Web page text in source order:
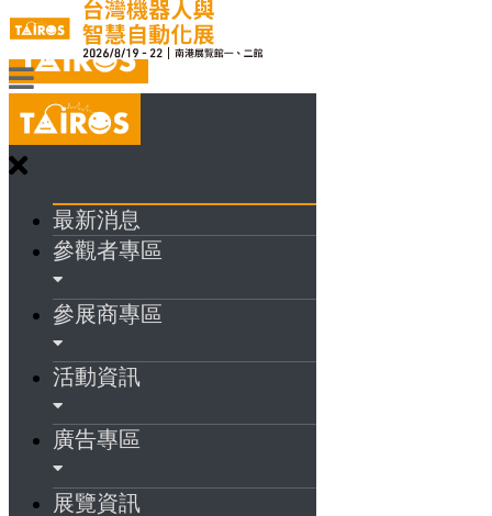
最新消息
參觀者專區
參展商專區
活動資訊
廣告專區
展覽資訊